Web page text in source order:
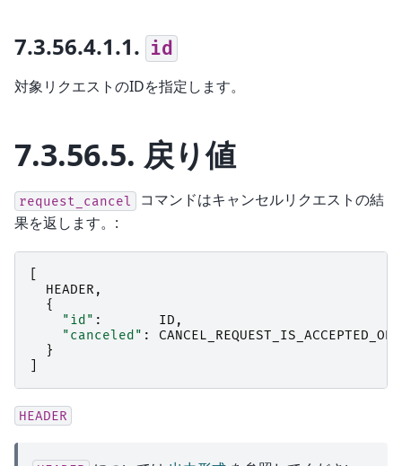
7.3.56.4.1.1. id
対象リクエストのIDを指定します。
7.3.56.5. 戻り値
request_cancel
コマンドはキャンセルリクエストの結
果を返します。:
HEADER ,
{
"id" : ID ,
"canceled" :
}
HEADER